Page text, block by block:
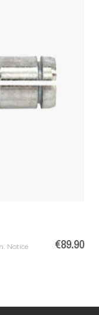
Notice
Price
€89.90